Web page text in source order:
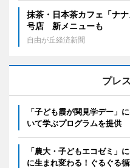
抹茶・日本茶カフェ「ナ
号店 新メニューも
自由が丘経済新聞
プレ
「子ども霞が関見学デー」
いて学ぶプログラムを提供
「農大・子どもエコゼミ」
に生まれ変わる！ぐるぐる